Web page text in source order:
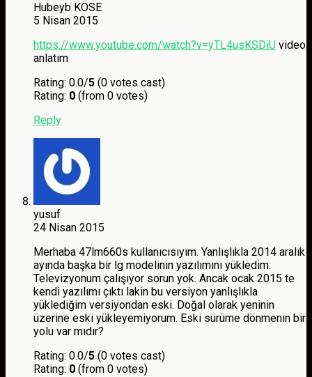
Hubeyb KÖSE
5 Nisan 2015
https://www.youtube.com/watch?v=yTL4usKSDiU video
anlatım
Rating: 0.0/5 (0 votes cast)
Rating: 0 (from 0 votes)
Reply
yusuf
24 Nisan 2015
Merhaba 47lm660s kullanıcısıyım. Yanlışlıkla 2014 aralık
ayında başka bir lg modelinin yazılımını yükledim.
Televizyonum çalışıyor sorun yok. Ancak ocak 2015 te
kendi yazılımı çıktı lakin bu versiyon yanlışlıkla
yüklediğim versiyondan eski. Doğal olarak yeninin
üzerine eski yükleyemiyorum. Eski sürüme dönmenin bir
yolu var mıdır?
Rating: 0.0/5 (0 votes cast)
Rating: 0 (from 0 votes)